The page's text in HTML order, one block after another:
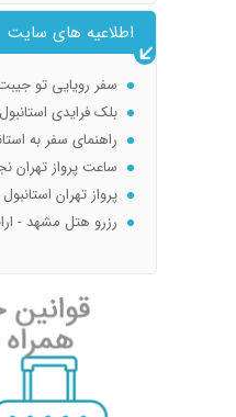
اطلاعیه های سایت
ساعت پرواز تهران
پرواز تهران
ملی چارتری بلیط
جریمه استرداد